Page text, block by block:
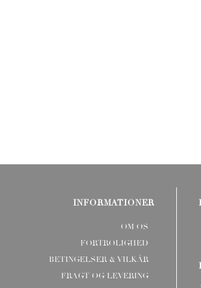
INFORMATIONER
OM OS
FORTROLIGHED
BETINGELSER & VILKÅR
FRAGT OG LEVERING